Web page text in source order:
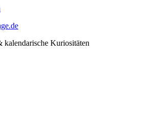
kalendarische Kuriositäten